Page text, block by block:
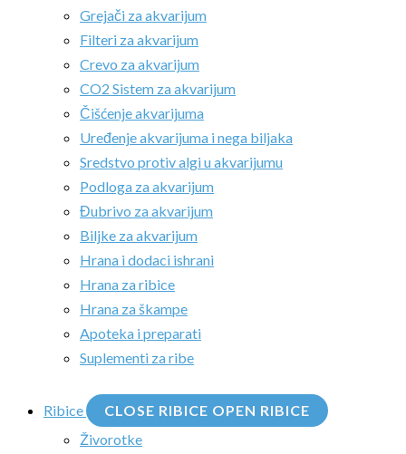
Grejači za akvarijum
Filteri za akvarijum
Crevo za akvarijum
CO2 Sistem za akvarijum
Čišćenje akvarijuma
Uređenje akvarijuma i nega biljaka
Sredstvo protiv algi u akvarijumu
Podloga za akvarijum
Đubrivo za akvarijum
Biljke za akvarijum
Hrana i dodaci ishrani
Hrana za ribice
Hrana za škampe
Apoteka i preparati
Suplementi za ribe
Ribice CLOSE RIBICE OPEN RIBICE
Živorotke